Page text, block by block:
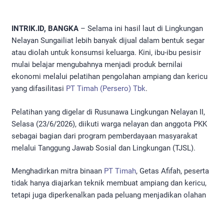
INTRIK.ID, BANGKA – Selama ini hasil laut di Lingkungan
Nelayan Sungailiat lebih banyak dijual dalam bentuk segar
atau diolah untuk konsumsi keluarga. Kini, ibu-ibu pesisir
mulai belajar mengubahnya menjadi produk bernilai
ekonomi melalui pelatihan pengolahan ampiang dan kericu
yang difasilitasi PT Timah (Persero) Tbk.
Pelatihan yang digelar di Rusunawa Lingkungan Nelayan II,
Selasa (23/6/2026), diikuti warga nelayan dan anggota PKK
sebagai bagian dari program pemberdayaan masyarakat
melalui Tanggung Jawab Sosial dan Lingkungan (TJSL).
Menghadirkan mitra binaan PT Timah, Getas Afifah, peserta
tidak hanya diajarkan teknik membuat ampiang dan kericu,
tetapi juga diperkenalkan pada peluang menjadikan olahan